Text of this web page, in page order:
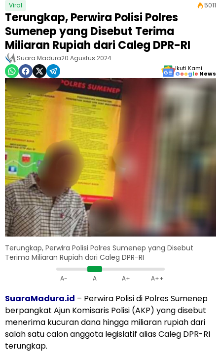
Viral 5011
Terungkap, Perwira Polisi Polres
Sumenep yang Disebut Terima
Miliaran Rupiah dari Caleg DPR-RI
Suara Madura20 Agustus 2024
Ikuti Kami
Google News
Terungkap, Perwira Polisi Polres Sumenep yang Disebut
Terima Miliaran Rupiah dari Caleg DPR-RI
A- A A+ A++
SuaraMadura.id – Perwira Polisi di Polres Sumenep
berpangkat Ajun Komisaris Polisi (AKP) yang disebut
menerima kucuran dana hingga miliaran rupiah dari
salah satu calon anggota legislatif alias Caleg DPR-RI
terungkap.